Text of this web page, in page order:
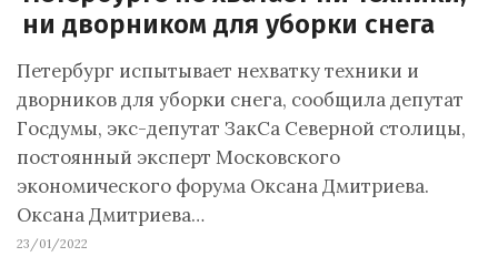
ни дворником для уборки снега
Петербург испытывает нехватку техники и
дворников для уборки снега, сообщила депутат
Госдумы, экс-депутат ЗакСа Северной столицы,
постоянный эксперт Московского
экономического форума Оксана Дмитриева.
Оксана Дмитриева…
23/01/2022